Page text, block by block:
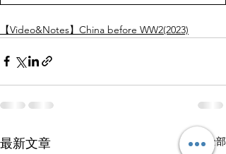
【Video&Notes】China before WW2(2023)
最新文章 查看全部